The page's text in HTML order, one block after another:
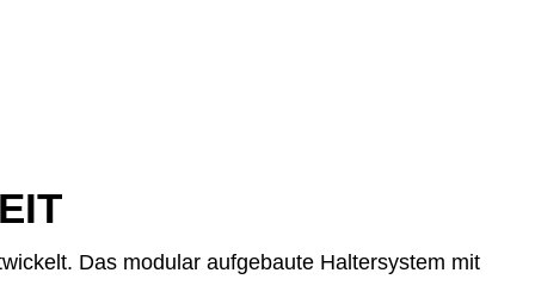
Das modular aufgebaute Haltersystem mit